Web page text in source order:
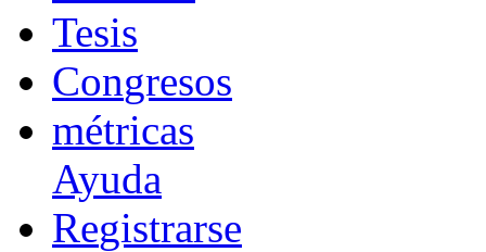
Tesis
Congresos
métricas
Ayuda
Registrarse